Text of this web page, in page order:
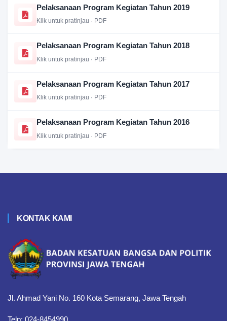
Pelaksanaan Program Kegiatan Tahun 2019
Klik untuk pratinjau · PDF
Pelaksanaan Program Kegiatan Tahun 2018
Klik untuk pratinjau · PDF
Pelaksanaan Program Kegiatan Tahun 2017
Klik untuk pratinjau · PDF
Pelaksanaan Program Kegiatan Tahun 2016
Klik untuk pratinjau · PDF
KONTAK KAMI
Jl. Ahmad Yani No. 160 Kota Semarang, Jawa Tengah
Telp: 024-8454990